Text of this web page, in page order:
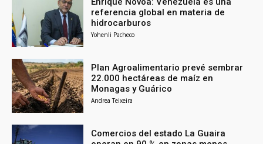
referencia global en materia de
hidrocarburos
Yohenli Pacheco
Plan Agroalimentario prevé sembrar
22.000 hectáreas de maíz en
Monagas y Guárico
Andrea Teixeira
Comercios del estado La Guaira